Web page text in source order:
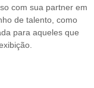
com sua partner em
de talento, como
para aqueles que